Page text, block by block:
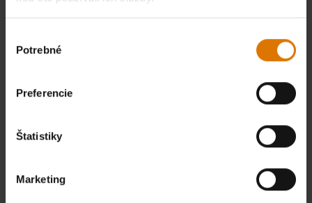
súhlasu
Potrebné
Preferencie
Štatistiky
Marketing